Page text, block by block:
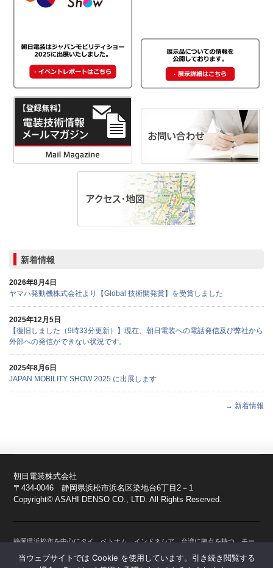
新着情報
2026年8月4日
ヤマハ発動機株式会社より【Global 技術開発賞】を受賞しました
2025年12月5日
【復旧しました（9時33分更新）】現在、朝日電装への電話発信及び弊社から
外部への発信ができない状況です。
2025年8月6日
JAPAN MOBILITY SHOW 2025 に出展します
→ 新着情報
朝日電装株式会社
〒434-0046 静岡県浜松市浜名区染地台6丁目2－1
Copyright© ASAHI DENSO CO., LTD. All Rights Reserved.
静岡県浜松市を中心にタイ、ベトナム、インドネシア、台湾に拠点を持つ、モー
ターサイクル、自動車、農業用機械、建設系機械、産業用機械、スノーモービ
ル、船舶、水上バイクなど人と機械の間において操作を通じて正確な情報伝達の
当ウェブサイトでは Cookie を使用しています。引き続き閲覧する